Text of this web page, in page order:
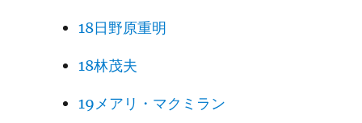
18日野原重明
18林茂夫
19メアリ・マクミラン